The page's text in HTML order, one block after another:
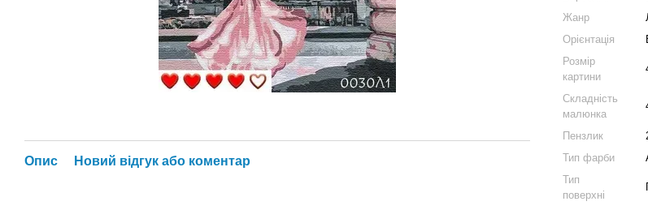
Опис Новий відгук або коментар
Жанр
Орієнтація
Розмір
картини
Складність
малюнка
Пензлик
Тип фарби
Тип
поверхні